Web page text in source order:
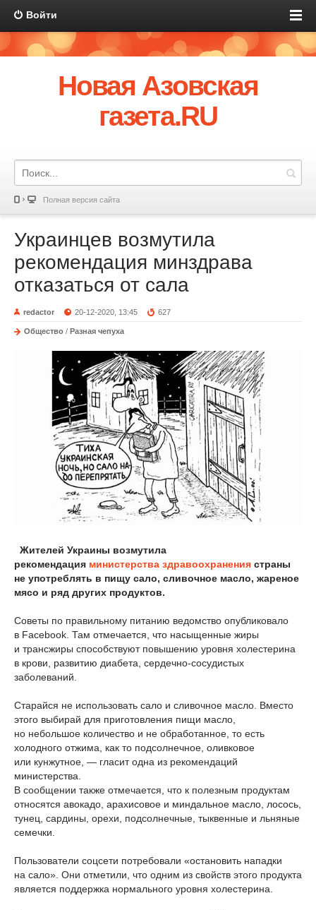
Войти
Новая Азовская
газета.RU
Полная версия сайта
Украинцев возмутила
рекомендация минздрава
отказаться от сала
redactor 20-12-2020, 13:45 627
Общество / Разная чепуха
Жителей Украины возмутила
рекомендация министерства здравоохранения страны
не употреблять в пищу сало, сливочное масло, жареное
мясо и ряд других продуктов.
Советы по правильному питанию ведомство опубликовало
в Facebook. Там отмечается, что насыщенные жиры
и трансжиры способствуют повышению уровня холестерина
в крови, развитию диабета, сердечно-сосудистых
заболеваний.
Старайся не использовать сало и сливочное масло. Вместо
этого выбирай для приготовления пищи масло,
но небольшое количество и не обработанное, то есть
холодного отжима, как то подсолнечное, оливковое
или кунжутное, — гласит одна из рекомендаций
министерства.
В сообщении также отмечается, что к полезным продуктам
относятся авокадо, арахисовое и миндальное масло, лосось,
тунец, сардины, орехи, подсолнечные, тыквенные и льняные
семечки.
Пользователи соцсети потребовали «остановить нападки
на сало». Они отметили, что одним из свойств этого продукта
является поддержка нормального уровня холестерина.